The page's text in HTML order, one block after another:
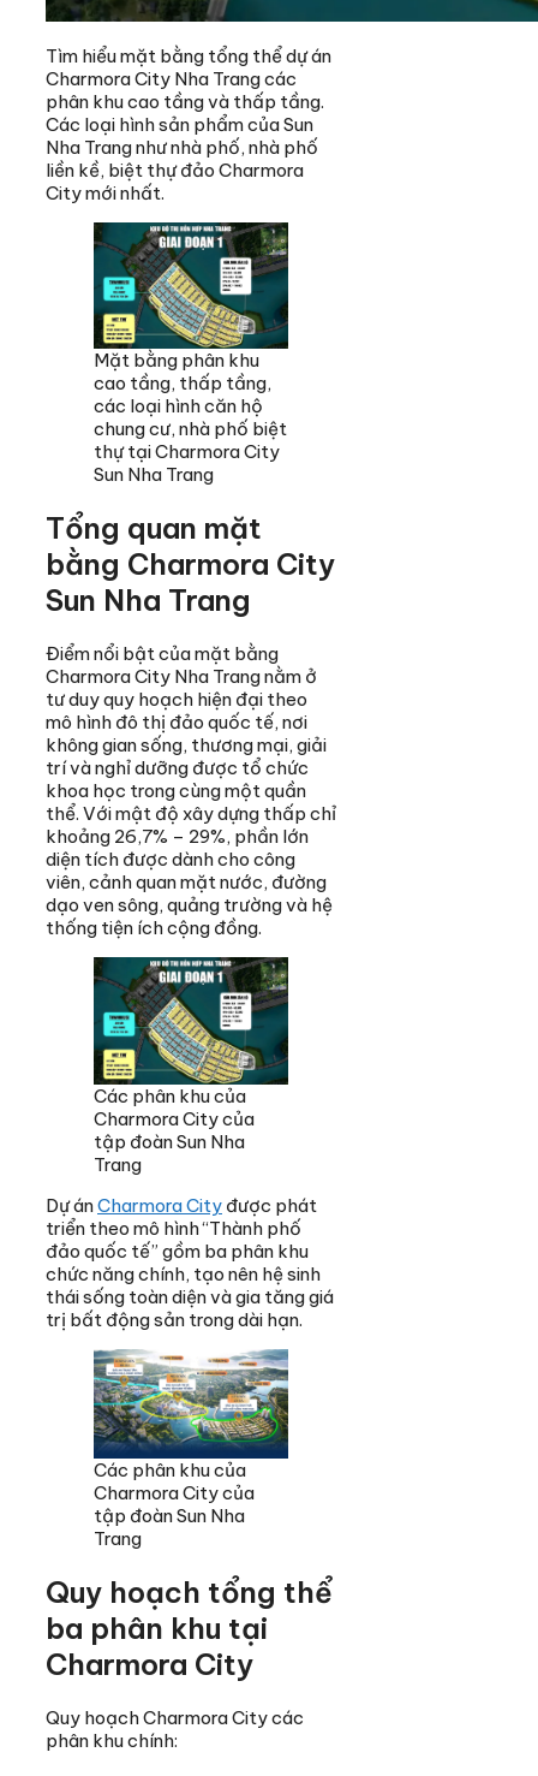
Tìm hiểu mặt bằng tổng thể dự án
Charmora City Nha Trang các
phân khu cao tầng và thấp tầng.
Các loại hình sản phẩm của Sun
Nha Trang như nhà phố, nhà phố
liền kề, biệt thự đảo Charmora
City mới nhất.
Mặt bằng phân khu
cao tầng, thấp tầng,
các loại hình căn hộ
chung cư, nhà phố biệt
thự tại Charmora City
Sun Nha Trang
Tổng quan mặt
bằng Charmora City
Sun Nha Trang
Điểm nổi bật của mặt bằng
Charmora City Nha Trang nằm ở
tư duy quy hoạch hiện đại theo
mô hình đô thị đảo quốc tế, nơi
không gian sống, thương mại, giải
trí và nghỉ dưỡng được tổ chức
khoa học trong cùng một quần
thể. Với mật độ xây dựng thấp chỉ
khoảng 26,7% – 29%, phần lớn
diện tích được dành cho công
viên, cảnh quan mặt nước, đường
dạo ven sông, quảng trường và hệ
thống tiện ích cộng đồng.
Các phân khu của
Charmora City của
tập đoàn Sun Nha
Trang
Dự ánCharmora City được phát
triển theo mô hình “Thành phố
đảo quốc tế” gồm ba phân khu
chức năng chính, tạo nên hệ sinh
thái sống toàn diện và gia tăng giá
trị bất động sản trong dài hạn.
Các phân khu của
Charmora City của
tập đoàn Sun Nha
Trang
Quy hoạch tổng thể
ba phân khu tại
Charmora City
Quy hoạch Charmora City các
phân khu chính: